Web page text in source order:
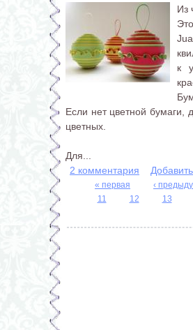
Из
к
Если нет цветной бумаги,
цветных.
Для...
2 комментария
« первая
‹
11
12 13